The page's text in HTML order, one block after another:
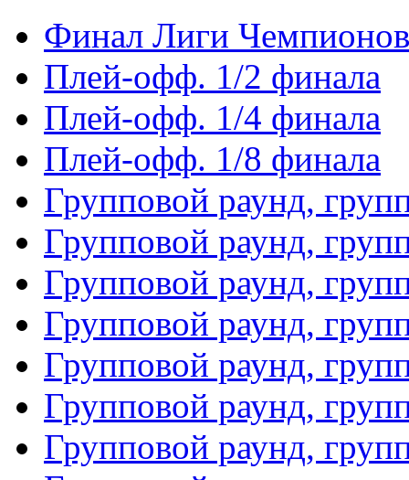
Финал Лиги Чемпионов
Плей-офф. 1/2 финала
Плей-офф. 1/4 финала
Плей-офф. 1/8 финала
Групповой раунд,
Групповой раунд,
Групповой раунд,
Групповой раунд,
Групповой раунд,
Групповой раунд,
Групповой раунд,